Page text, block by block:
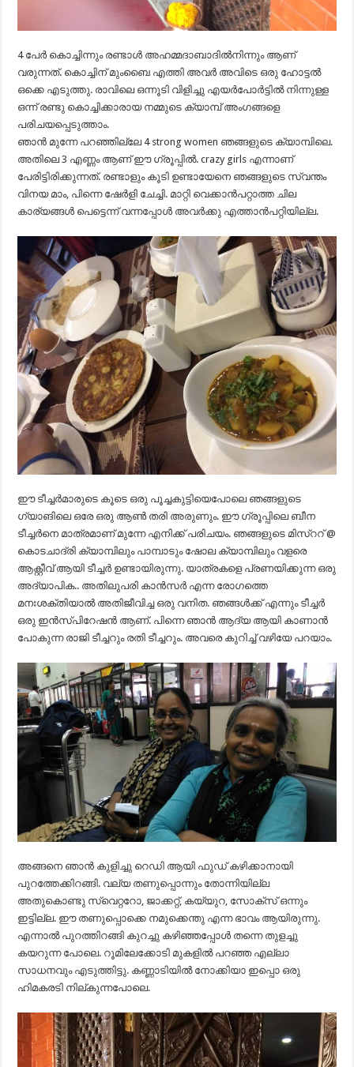
4 പേർ കൊച്ചിന്നും രണ്ടാൾ അഹമ്മദാബാദിൽനിന്നും ആണ്
വരുന്നത്. കൊച്ചിന് മുംബൈ എത്തി അവർ അവിടെ ഒരു ഹോട്ടൽ
ഒക്കെ എടുത്തു. രാവിലെ ഒന്നൂടി വിളിച്ചു എയർപോർട്ടിൽ നിന്നുള്ള
ഒന്ന് രണ്ടു കൊച്ചിക്കാരായ നമ്മുടെ ക്യാമ്പ് അംഗങ്ങളെ
പരിചയപ്പെടുത്താം.
ഞാൻ മുന്നേ പറഞ്ഞില്ലേ 4 strong women ഞങ്ങളുടെ ക്യാമ്പിലെ.
അതിലെ 3 എണ്ണം ആണ് ഈ ഗ്രൂപ്പിൽ. crazy girls എന്നാണ്
പേരിട്ടിരിക്കുന്നത്. രണ്ടാളും കൂടി ഉണ്ടായേനെ ഞങ്ങളുടെ സ്വന്തം
വിനയ മാം, പിന്നെ ഷേർളി ചേച്ചി. മാറ്റി വെക്കാൻപറ്റാത്ത ചില
കാര്യങ്ങൾ പെട്ടെന്ന് വന്നപ്പോൾ അവർക്കു എത്താൻപറ്റിയില്ല.
ഈ ടീച്ചർമാരുടെ കൂടെ ഒരു പൂച്ചകുട്ടിയെപോലെ ഞങ്ങളുടെ
ഗ്യാങിലെ ഒരേ ഒരു ആൺ തരി അരുണും. ഈ ഗ്രൂപ്പിലെ ബീന
ടീച്ചർനെ മാത്രമാണ് മുന്നേ എനിക്ക് പരിചയം. ഞങ്ങളുടെ മിസ്ററ് @
കൊടചാദ്രി ക്യാമ്പിലും പാമ്പാടും ഷോല ക്യാമ്പിലും വളരെ
ആക്റ്റീവ് ആയി ടീച്ചർ ഉണ്ടായിരുന്നു. യാത്രകളെ പ്രണയിക്കുന്ന ഒരു
അദ്യാപിക.. അതിലുപരി കാൻസർ എന്ന രോഗത്തെ
മനഃശക്തിയാൽ അതിജീവിച്ച ഒരു വനിത. ഞങ്ങൾക്ക് എന്നും ടീച്ചർ
ഒരു ഇൻസ്പിറേഷൻ ആണ്. പിന്നെ ഞാൻ ആദ്യ ആയി കാണാൻ
പോകുന്ന രാജി ടീച്ചറും രതി ടീച്ചറും. അവരെ കുറിച്ച് വഴിയേ പറയാം.
അങ്ങനെ ഞാൻ കുളിച്ചു റെഡി ആയി ഫുഡ് കഴിക്കാനായി
പുറത്തേക്കിറങ്ങി. വല്യ തണുപ്പൊന്നും തോന്നിയില്ല
അതുകൊണ്ടു സ്വെറ്ററോ, ജാക്കറ്റ്, കയ്യുറ, സോക്സ്‌ ഒന്നും
ഇട്ടില്ല. ഈ തണുപ്പൊക്കെ നമുക്കെന്തു എന്ന ഭാവം ആയിരുന്നു.
എന്നാൽ പുറത്തിറങ്ങി കുറച്ചു കഴിഞ്ഞപ്പോൾ തന്നെ തുളച്ചു
കയറുന്ന പോലെ. റൂമിലേക്കോടി മുകളിൽ പറഞ്ഞ എല്ലാ
സാധനവും എടുത്തിട്ടു. കണ്ണാടിയിൽ നോക്കിയാ ഇപ്പൊ ഒരു
ഹിമകരടി നില്കുന്നപോലെ.